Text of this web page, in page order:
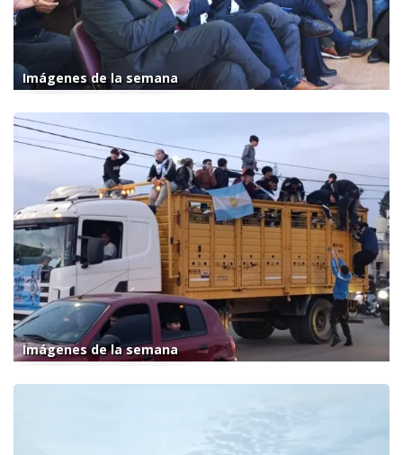
Imágenes de la semana
Imágenes de la semana